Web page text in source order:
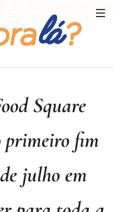
Square
primeiro fim
julho em